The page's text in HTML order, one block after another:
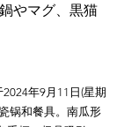
やマグ、黒猫
年9月11日(星期
锅和餐具。南瓜形